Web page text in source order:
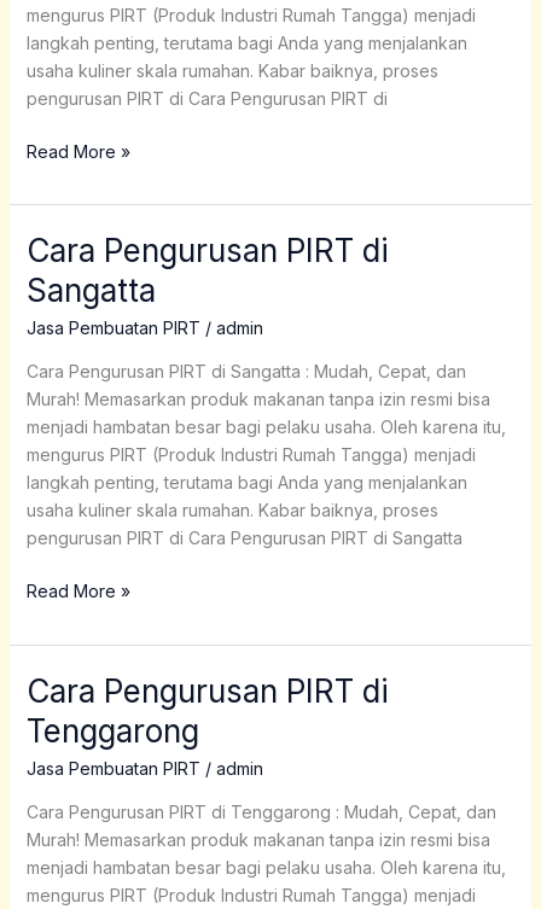
mengurus PIRT (Produk Industri Rumah Tangga) menjadi
langkah penting, terutama bagi Anda yang menjalankan
usaha kuliner skala rumahan. Kabar baiknya, proses
pengurusan PIRT di Cara Pengurusan PIRT di
Read More »
Cara Pengurusan PIRT di
Sangatta
Jasa Pembuatan PIRT / admin
Cara Pengurusan PIRT di Sangatta : Mudah, Cepat, dan
Murah! Memasarkan produk makanan tanpa izin resmi bisa
menjadi hambatan besar bagi pelaku usaha. Oleh karena itu,
mengurus PIRT (Produk Industri Rumah Tangga) menjadi
langkah penting, terutama bagi Anda yang menjalankan
usaha kuliner skala rumahan. Kabar baiknya, proses
pengurusan PIRT di Cara Pengurusan PIRT di Sangatta
Cara
PIRT
di
Read More »
Cara Pengurusan PIRT di
Tenggarong
Jasa Pembuatan PIRT / admin
Cara Pengurusan PIRT di Tenggarong : Mudah, Cepat, dan
Murah! Memasarkan produk makanan tanpa izin resmi bisa
menjadi hambatan besar bagi pelaku usaha. Oleh karena itu,
mengurus PIRT (Produk Industri Rumah Tangga) menjadi
Cara
PIRT
di